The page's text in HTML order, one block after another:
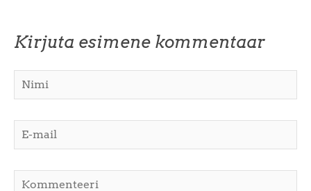
Kirjuta esimene kommentaar